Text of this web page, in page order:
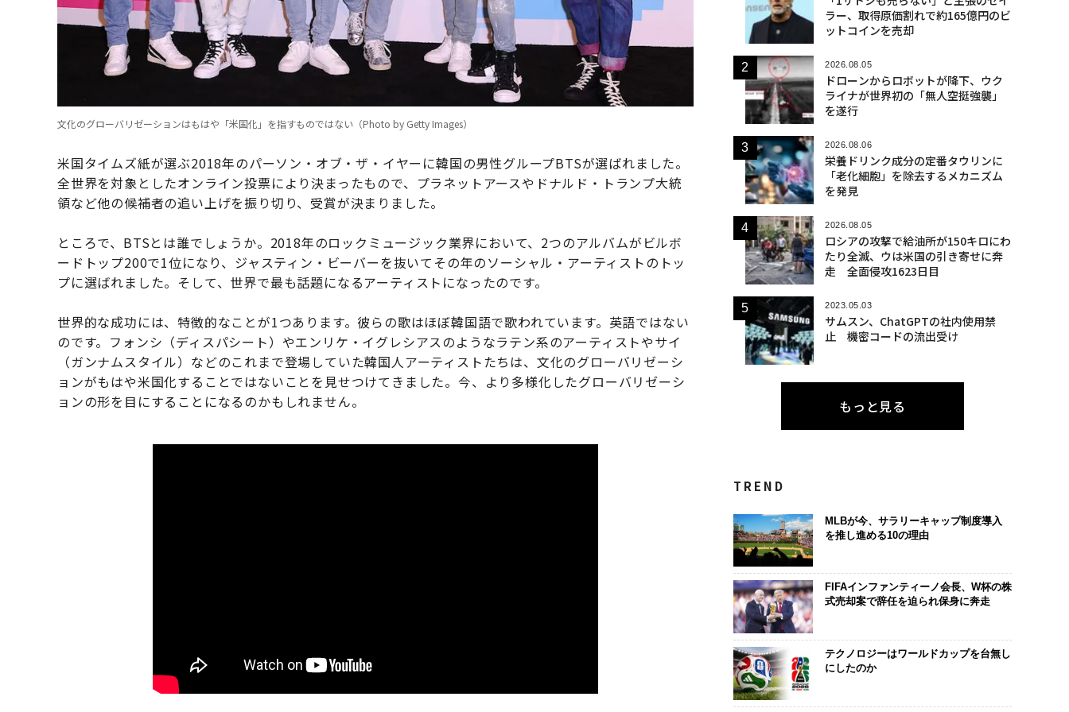
文化のグローバリゼーションはもはや「米国化」を指すものではない（Photo by Getty Images）
米国タイムズ紙が選ぶ2018年のパーソン・オブ・ザ・イヤーに韓国の男性グループBTSが選ばれました。
全世界を対象としたオンライン投票により決まったもので、プラネットアースやドナルド・トランプ大統
領など他の候補者の追い上げを振り切り、受賞が決まりました。
ところで、BTSとは誰でしょうか。2018年のロックミュージック業界において、2つのアルバムがビルボ
ードトップ200で1位になり、ジャスティン・ビーバーを抜いてその年のソーシャル・アーティストのトッ
プに選ばれました。そして、世界で最も話題になるアーティストになったのです。
世界的な成功には、特徴的なことが1つあります。彼らの歌はほぼ韓国語で歌われています。英語ではない
のです。フォンシ（ディスパシート）やエンリケ・イグレシアスのようなラテン系のアーティストやサイ
（ガンナムスタイル）などのこれまで登場していた韓国人アーティストたちは、文化のグローバリゼーシ
ョンがもはや米国化することではないことを見せつけてきました。今、より多様化したグローバリゼーシ
ョンの形を目にすることになるのかもしれません。
ラー、取得原価割れで約165億円のビ
ットコインを売却
2026.08.05
ドローンからロボットが降下、ウク
ライナが世界初の「無人空挺強襲」
を遂行
2026.08.06
栄養ドリンク成分の定番タウリンに
「老化細胞」を除去するメカニズム
を発見
2026.08.05
ロシアの攻撃で給油所が150キロにわ
たり全滅、ウは米国の引き寄せに奔
走 全面侵攻1623日目
2023.05.03
サムスン、ChatGPTの社内使用禁
止 機密コードの流出受け
もっと見る
TREND
MLBが今、サラリーキャップ制度導入
を推し進める10の理由
FIFAインファンティーノ会長、W杯の株
式売却案で辞任を迫られ保身に奔走
テクノロジーはワールドカップを台無し
にしたのか